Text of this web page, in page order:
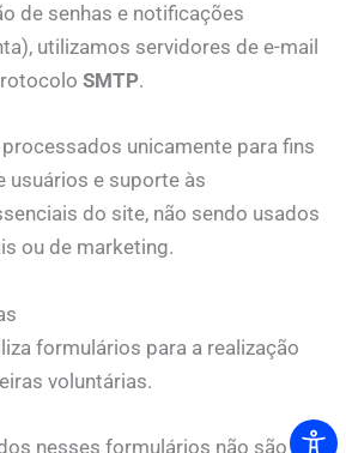
de senhas e notificações
utilizamos servidores de e-mail
SMTP.
unicamente para fins
usuários e suporte às
do site, não sendo usados
ou de marketing.
formulários para a realização
voluntárias.
nesses formulários não são